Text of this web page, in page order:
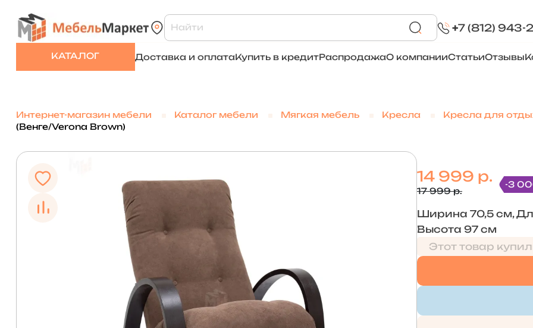
+7 (812) 943-
КАТАЛОГ Доставка и оплатаКупить в кредитРаспродажаО компанииСтатьиОтзывы
Интернет-магазин мебели Каталог мебели Мягкая мебель Кресла Кресла для
(Венге/Verona Brown)
14 999 р.
17 999 р.
-3
Ширина 70,5 см,
Высота 97 см
Этот товар